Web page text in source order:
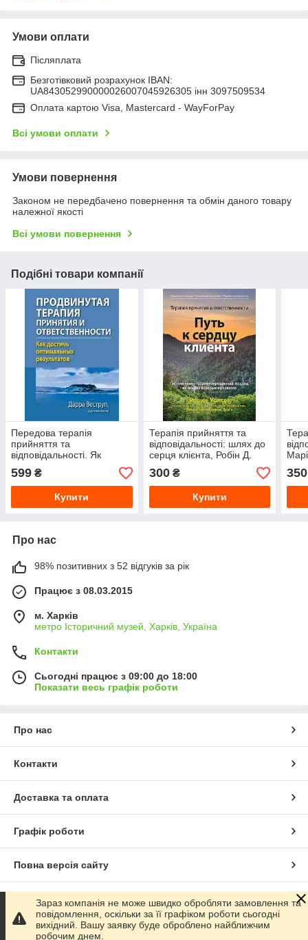
Умови оплати
Післяплата
Безготівковий розрахунок IBAN:
UA843052990000026007045926305 інн 3097509534
Оплата картою Visa, Mastercard - WayForPay
Всі умови оплати
Умови повернення
Законом не передбачено повернення та обмін даного товару
належної якості
Всі умови повернення
Подібні товари компанії
Передова терапія
прийняття та
відповідальності. Як
досягти оптимальних
результатів. Дарра
Веструп
599 ₴
Купити
Терапія прийняття та
відповідальності: шлях до
серця клієнта, Робін Д.
Уолсер, Мануела
О'Коннел, Карлтон
Коултер
300₴
Купити
350
Про нас
98% позитивних з 52 відгуків за рік
Працює з 08.03.2015
м. Харків
метро Історичний музей, Харків, Україна
Контакти
Сьогодні працює з 09:00 до 18:00
Показати весь графік роботи
Про нас
Контакти
Доставка та оплата
Графік роботи
Повна версія сайту
Сайт створено на маркетплейсіProm.ua
Політика конфіденційності
Зараз компанія не може швидко обробляти замовлення та
повідомлення, оскільки за її графіком роботи сьогодні
вихідний. Вашу заявку буде оброблено найближчим
робочим днем.